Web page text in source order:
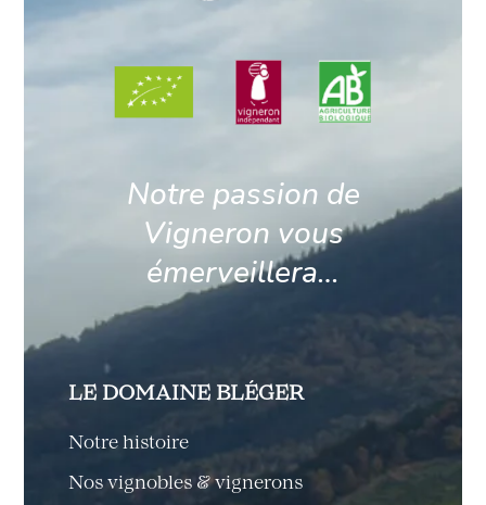
Notre passion de
Vigneron vous
émerveillera…
LE DOMAINE BLÉGER
Notre histoire
Nos vignobles & vignerons